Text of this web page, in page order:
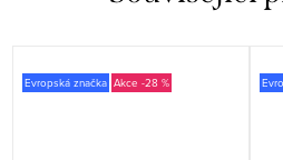
Evropská značka -28 %